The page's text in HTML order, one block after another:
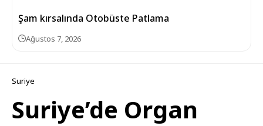
Şam kırsalında Otobüste Patlama
Ağustos 7, 2026
Suriye
Suriye’de Organ